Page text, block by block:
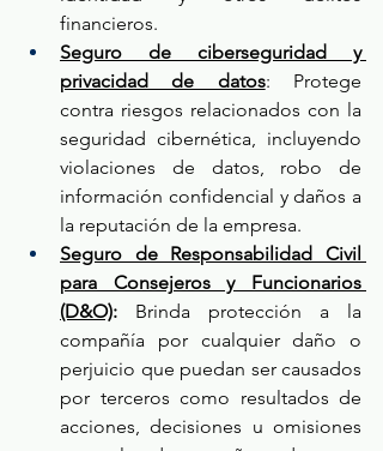
financieros.
Seguro de ciberseguridad y
privacidad de datos: Protege
contra riesgos relacionados con la
seguridad cibernética, incluyendo
violaciones de datos, robo de
información confidencial y daños a
la reputación de la empresa.
Seguro de Responsabilidad Civil
para Consejeros y Funcionarios
(D&O): Brinda protección a la
compañía por cualquier daño o
perjuicio que puedan ser causados
por terceros como resultados de
acciones, decisiones u omisiones